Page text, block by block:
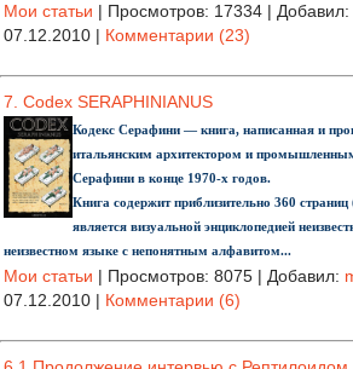
Мои статьи | Просмотров: 17334 | Добавил:
07.12.2010 | Комментарии (23)
7. Codex SERAPHINIANUS
Кодекс Серафини — книга, написанная и
итальянским архитектором и
Серафини в конце 1970-х годов.
Книга содержит приблизительно 360
является визуальной энциклопедией
неизвестном языке с непонятным алфавитом...
Мои статьи | Просмотров: 8075 | Добавил:
07.12.2010 | Комментарии (6)